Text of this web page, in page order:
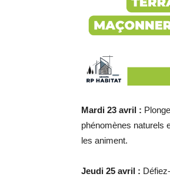
Mardi 23 avril :
phénomènes naturels
les animent.
Jeudi 25 avril :